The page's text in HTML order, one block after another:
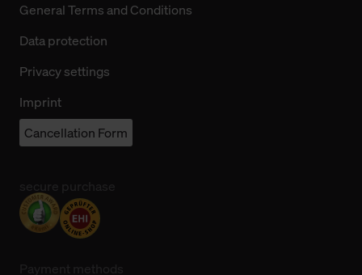
General Terms and Conditions
Data protection
Privacy settings
Imprint
Cancellation Form